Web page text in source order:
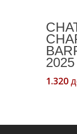
product
has
multiple
variants.
The
2025
1.320